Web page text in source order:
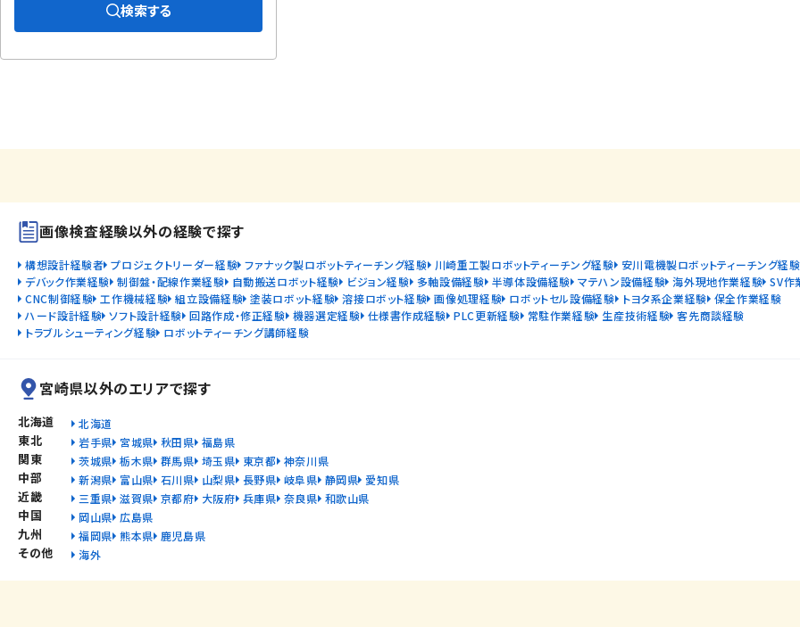
検索する
画像検査経験以外の経験で探す
構想設計経験者 プロジェクトリーダー経験 ファナック製ロボットティーチング経験 川崎重工製ロボットティーチング経験 安川電機製ロボットティーチング経験
デバック作業経験 制御盤・配線作業経験 自動搬送ロボット経験 ビジョン経験 多軸設備経験 半導体設備経験 マテハン設備経験 海外現地作業経験 SV作
CNC制御経験 工作機械経験 組立設備経験 塗装ロボット経験 溶接ロボット経験 画像処理経験 ロボットセル設備経験 トヨタ系企業経験 保全作業経験
ハード設計経験 ソフト設計経験 回路作成・修正経験 機器選定経験 仕様書作成経験 PLC更新経験 常駐作業経験 生産技術経験 客先商談経験
トラブルシューティング経験 ロボットティーチング講師経験
宮崎県以外のエリアで探す
北海道 北海道
東北 岩手県 宮城県 秋田県 福島県
関東 茨城県 栃木県 群馬県 埼玉県 東京都 神奈川県
中部 新潟県 富山県 石川県 山梨県 長野県 岐阜県 静岡県 愛知県
近畿 三重県 滋賀県 京都府 大阪府 兵庫県 奈良県 和歌山県
中国 岡山県 広島県
九州 福岡県 熊本県 鹿児島県
その他 海外